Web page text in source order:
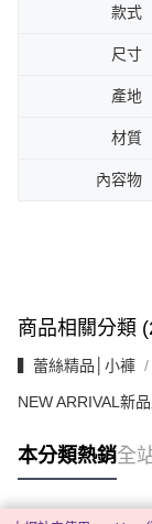
款式
尺寸
產地
材質
內容物
商品相關分類
▍蕾絲精品│小褲
NEW ARRIVAL新
本分類熱銷全